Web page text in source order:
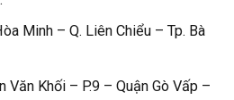
Minh – Q. Liên Chiểu – Tp. Bà
Khối – P.9 – Quận Gò Vấp –